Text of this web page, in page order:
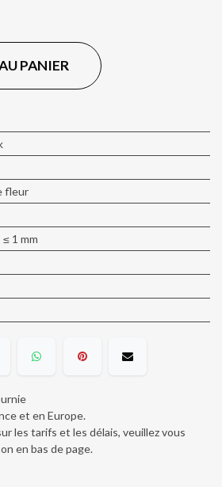
PANIER
fleur
≤ 1 mm
et en Europe.
les tarifs et les délais, veuillez vous
en bas de page.